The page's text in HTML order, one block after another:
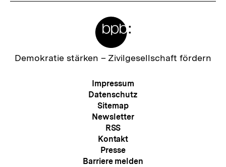
Zur
Demokratie stärken – Zivilgesellschaft fördern
Meta-
Navigation
Impressum
Datenschutz
Sitemap
Newsletter
RSS
Kontakt
Presse
Barriere melden